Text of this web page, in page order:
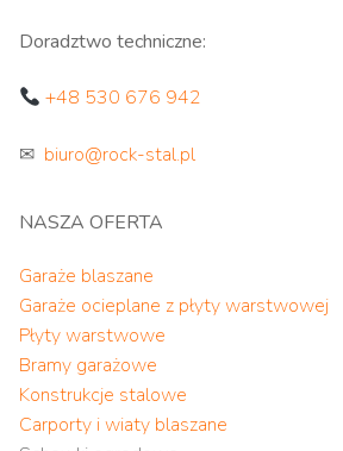
Doradztwo techniczne:
+48 530 676 942
✉ biuro@rock-stal.pl
NASZA OFERTA
Garaże blaszane
Garaże ocieplane z płyty warstwowej
Płyty warstwowe
Bramy garażowe
Konstrukcje stalowe
Carporty i wiaty blaszane